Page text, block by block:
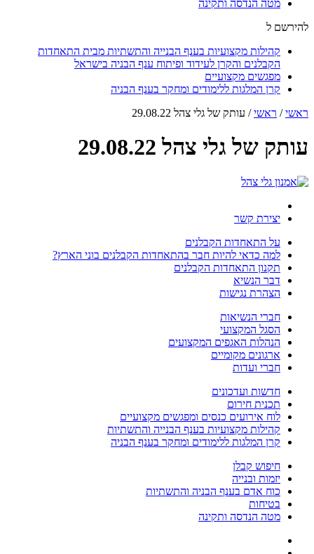
מטה הנדסה ותקינה
להירשם ל
קהילות מקצועיות בענף הבנייה והתשתיות מבית התאחדות
הקבלנים והקרן לעידוד ופיתוח ענף הבניה בישראל
מפגשים מקצועיים
קרן המלגות ללימודים ומחקר בענף הבניה
ראשי/ ראשי/ עותק של גלי צהל 29.08.22
עותק של גלי צהל 29.08.22
יצירת קשר
על התאחדות הקבלנים
למה כדאי להיות חבר בהתאחדות הקבלנים בוני הארץ?
תקנון התאחדות הקבלנים
דבר הנשיא
הצהרת נגישות
חברי הנשיאות
הסגל המקצועי
הנהלות האגפים המקצועים
ארגונים מקומיים
חברי ועדות
חדשות ועדכונים
תכנית חירום
לוח אירועים כנסים ומפגשים מקצועיים
קהילות מקצועיות בענף הבנייה והתשתיות
קרן המלגות ללימודים ומחקר בענף הבניה
חיפוש קבלן
יזמות ובנייה
כוח אדם בענף הבניה והתשתיות
בטיחות
מטה הנדסה ותקינה